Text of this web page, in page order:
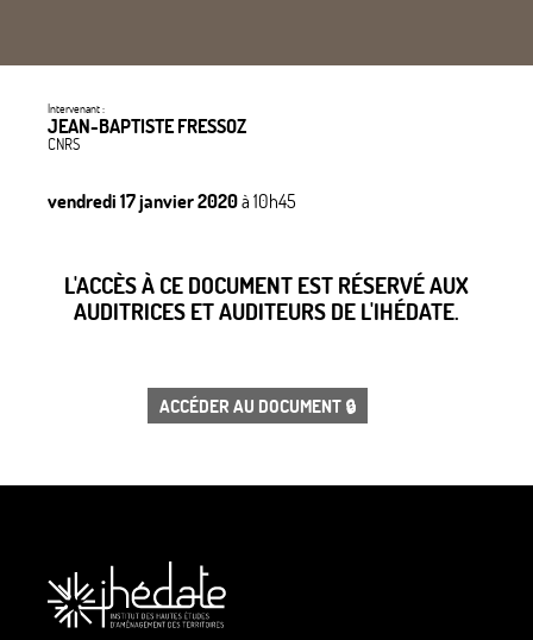
Intervenant :
JEAN-BAPTISTE FRESSOZ
CNRS
vendredi 17 janvier 2020à 10h45
L'ACCÈS À CE DOCUMENT EST RÉSERVÉ AUX
AUDITRICES ET AUDITEURS DE L'IHÉDATE.
ACCÉDER AU DOCUMENT 🔒